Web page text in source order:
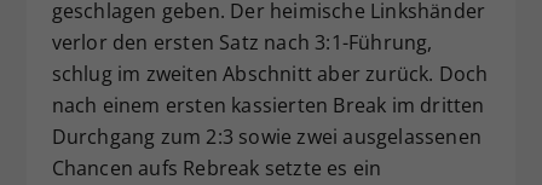
geschlagen geben. Der heimische Linkshänder
verlor den ersten Satz nach 3:1-Führung,
schlug im zweiten Abschnitt aber zurück. Doch
nach einem ersten kassierten Break im dritten
Durchgang zum 2:3 sowie zwei ausgelassenen
Chancen aufs Rebreak setzte es ein